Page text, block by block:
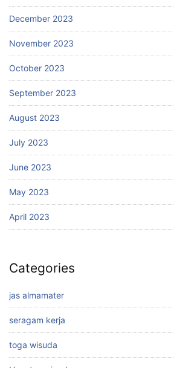
December 2023
November 2023
October 2023
September 2023
August 2023
July 2023
June 2023
May 2023
April 2023
Categories
jas almamater
seragam kerja
toga wisuda